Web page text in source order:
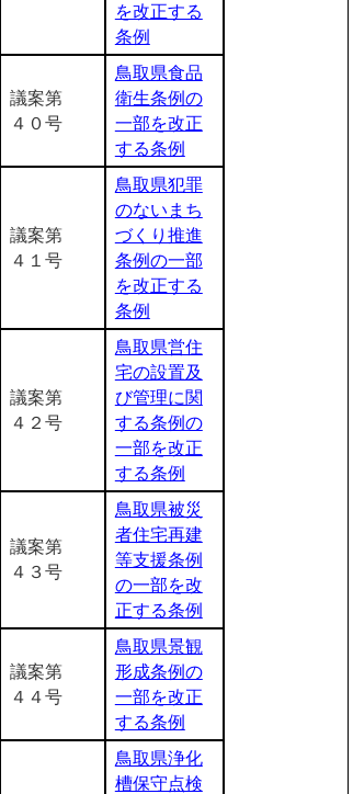
を改正する
条例
議案第
４０号
鳥取県食品
衛生条例の
一部を改正
する条例
議案第
４１号
鳥取県犯罪
のないまち
づくり推進
条例の一部
を改正する
条例
議案第
４２号
鳥取県営住
宅の設置及
び管理に関
する条例の
一部を改正
する条例
議案第
４３号
鳥取県被災
者住宅再建
等支援条例
の一部を改
正する条例
議案第
４４号
鳥取県景観
形成条例の
一部を改正
する条例
鳥取県浄化
槽保守点検